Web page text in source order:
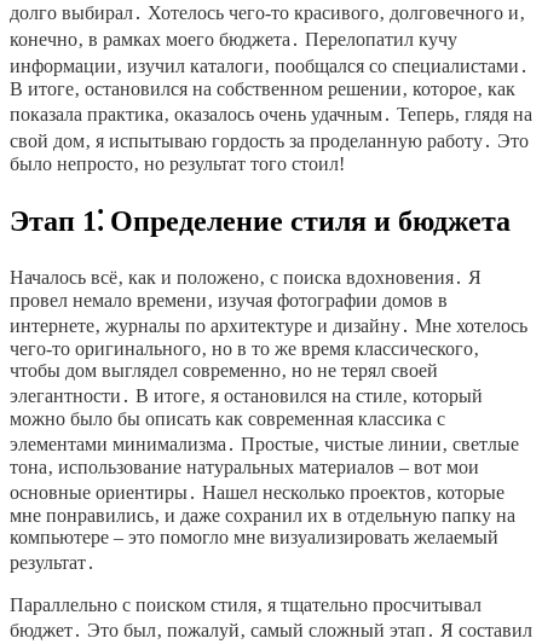
долго выбирал․ Хотелось чего-то красивого‚ долговечного и‚
конечно‚ в рамках моего бюджета․ Перелопатил кучу
информации‚ изучил каталоги‚ пообщался со специалистами․
В итоге‚ остановился на собственном решении‚ которое‚ как
показала практика‚ оказалось очень удачным․ Теперь‚ глядя на
свой дом‚ я испытываю гордость за проделанную работу․ Это
было непросто‚ но результат того стоил!
Этап 1⁚ Определение стиля и бюджета
Началось всё‚ как и положено‚ с поиска вдохновения․ Я
провел немало времени‚ изучая фотографии домов в
интернете‚ журналы по архитектуре и дизайну․ Мне хотелось
чего-то оригинального‚ но в то же время классического‚
чтобы дом выглядел современно‚ но не терял своей
элегантности․ В итоге‚ я остановился на стиле‚ который
можно было бы описать как современная классика с
элементами минимализма․ Простые‚ чистые линии‚ светлые
тона‚ использование натуральных материалов – вот мои
основные ориентиры․ Нашел несколько проектов‚ которые
мне понравились‚ и даже сохранил их в отдельную папку на
компьютере – это помогло мне визуализировать желаемый
результат․
Параллельно с поиском стиля‚ я тщательно просчитывал
бюджет․ Это был‚ пожалуй‚ самый сложный этап․ Я составил